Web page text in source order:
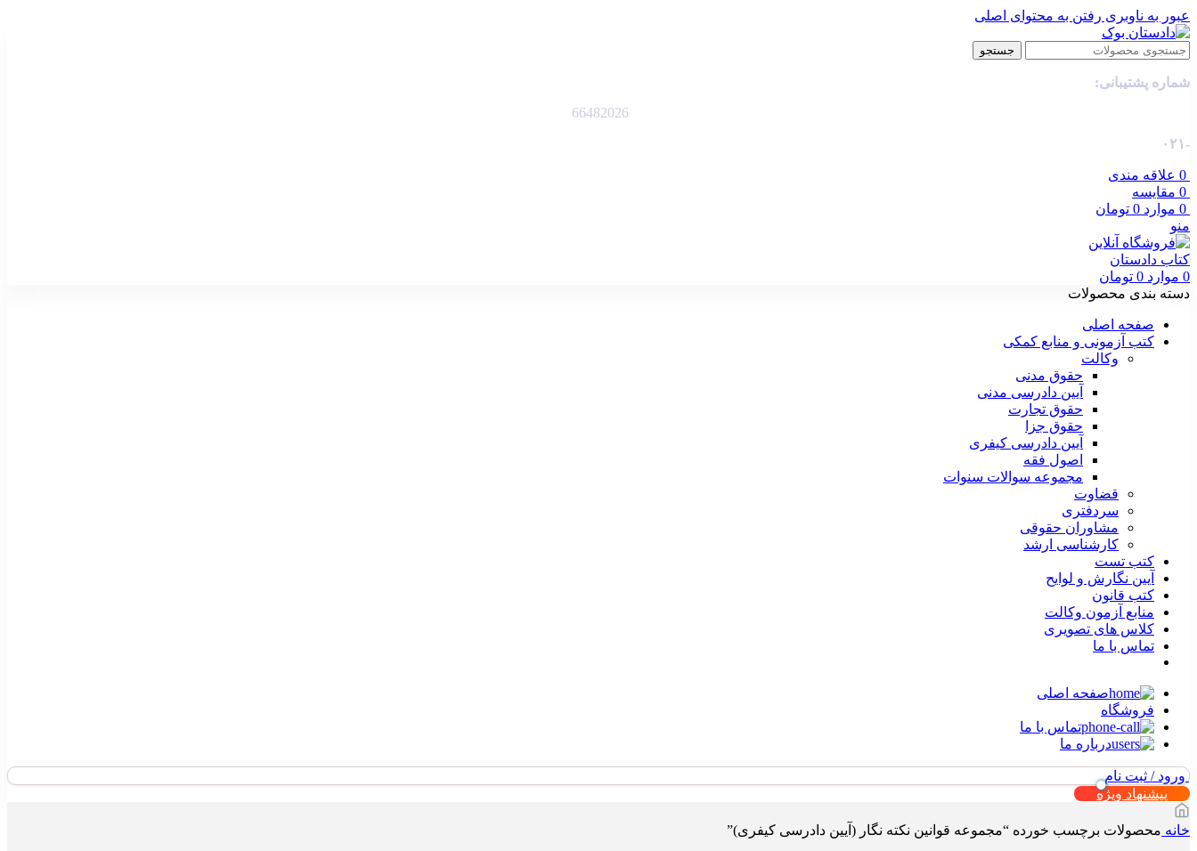
عبور به ناوبری رفتن به محتوای اصلی
جستجو
شماره پشتیبانی:
66482026
-۰۲۱
0 علاقه مندی
0 مقایسه
0 موارد 0 تومان
منو
0 موارد 0 تومان
دسته بندی محصولات
صفحه اصلی
کتب آزمونی و منابع کمکی
وکالت
حقوق مدنی
آیین دادرسی مدنی
حقوق تجارت
حقوق جزا
آیین دادرسی کیفری
اصول فقه
مجموعه سوالات سنوات
قضاوت
سردفتری
مشاوران حقوقی
کارشناسی ارشد
کتب تست
آیین نگارش و لوایح
کتب قانون
منابع آزمون وکالت
کلاس های تصویری
تماس با ما
صفحه اصلی
فروشگاه
تماس با ما
درباره ما
ورود / ثبت نام
پیشنهاد ویژه
خانه محصولات برچسب خورده “مجموعه قوانین نکته نگار (آیین دادرسی کیفری)”